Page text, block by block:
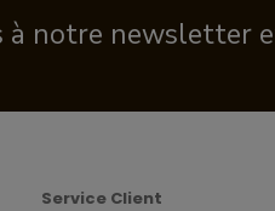
à notre newsletter
Service Client